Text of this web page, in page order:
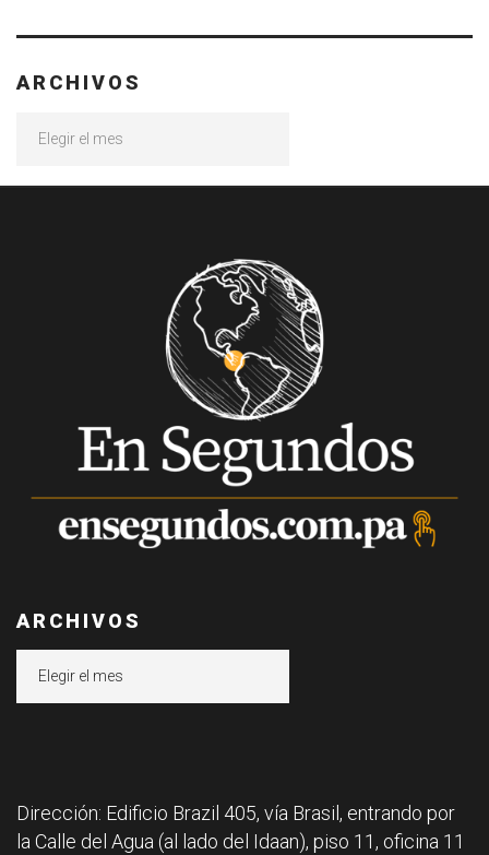
ARCHIVOS
ARCHIVOS
Dirección: Edificio Brazil 405, vía Brasil, entrando por
la Calle del Agua (al lado del Idaan), piso 11, oficina 11